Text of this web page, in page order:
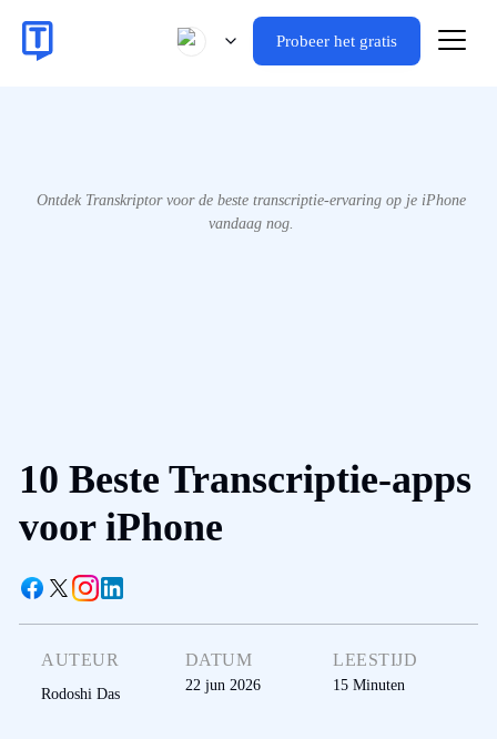
Probeer het gratis
Ontdek Transkriptor voor de beste transcriptie-ervaring op je iPhone
vandaag nog.
10 Beste Transcriptie-apps
voor iPhone
AUTEUR
Rodoshi Das
DATUM
22 jun 2026
LEESTIJD
15 Minuten